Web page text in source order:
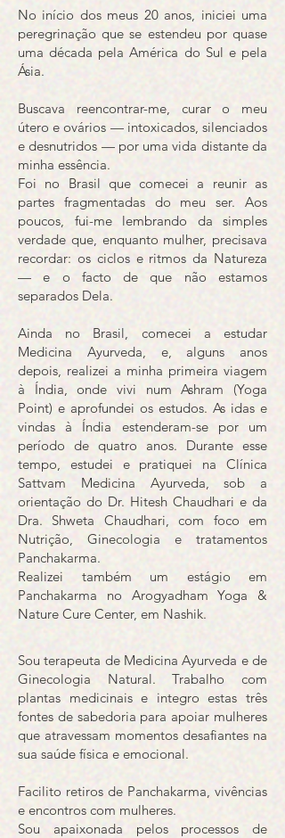
No início dos meus 20 anos, iniciei uma
peregrinação que se estendeu por quase
uma década pela América do Sul e pela
Ásia.
Buscava reencontrar-me, curar o meu
útero e ovários — intoxicados, silenciados
e desnutridos — por uma vida distante da
minha essência.
Foi no Brasil que comecei a reunir as
partes fragmentadas do meu ser. Aos
poucos, fui-me lembrando da simples
verdade que, enquanto mulher, precisava
recordar: os ciclos e ritmos da Natureza
— e o facto de que não estamos
separados Dela.
Ainda no Brasil, comecei a estudar
Medicina Ayurveda, e, alguns anos
depois, realizei a minha primeira viagem
à Índia, onde vivi num Ashram (Yoga
Point) e aprofundei os estudos. As idas e
vindas à Índia estenderam-se por um
período de quatro anos. Durante esse
tempo, estudei e pratiquei na Clínica
Sattvam Medicina Ayurveda, sob a
orientação do Dr. Hitesh Chaudhari e da
Dra. Shweta Chaudhari, com foco em
Nutrição, Ginecologia e tratamentos
Panchakarma.
Realizei também um estágio em
Panchakarma no Arogyadham Yoga &
Nature Cure Center, em Nashik.
Sou terapeuta de Medicina Ayurveda e de
Ginecologia Natural. Trabalho com
plantas medicinais e integro estas três
fontes de sabedoria para apoiar mulheres
que atravessam momentos desafiantes na
sua saúde física e emocional.
Facilito retiros de Panchakarma, vivências
e encontros com mulheres.
Sou apaixonada pelos processos de